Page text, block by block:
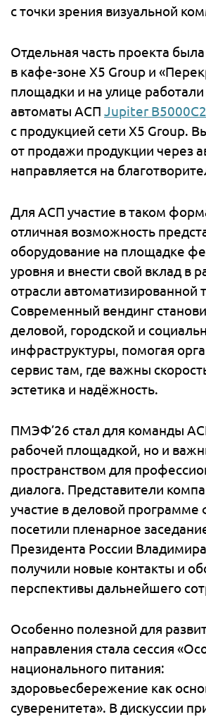
с точки зрения визуальной
Отдельная часть проекта
в кафе-зоне X5 Group и
площадки и на улице
автоматы АСП Jupiter
с продукцией сети X5 Group.
от продажи продукции через
направляется на
Для АСП участие в таком
отличная возможность
оборудование на площадке
уровня и внести свой вклад в
отрасли автоматизированной
Современный вендинг
деловой, городской и
инфраструктуры, помогая
сервис там, где важны
эстетика и надёжность.
ПМЭФ’26 стал для команды
рабочей площадкой, но и
пространством для
диалога. Представители
участие в деловой программе
посетили пленарное
Президента России
получили новые контакты и
перспективы дальнейшего
Особенно полезной для
направления стала сессия
национального питания:
здоровьесбережение как
суверенитета». В дискуссии